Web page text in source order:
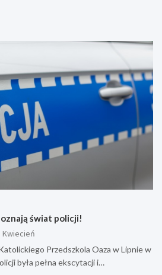
świat policji!
Kwiecień
Przedszkola Oaza w Lipnie w
była pełna ekscytacji i…